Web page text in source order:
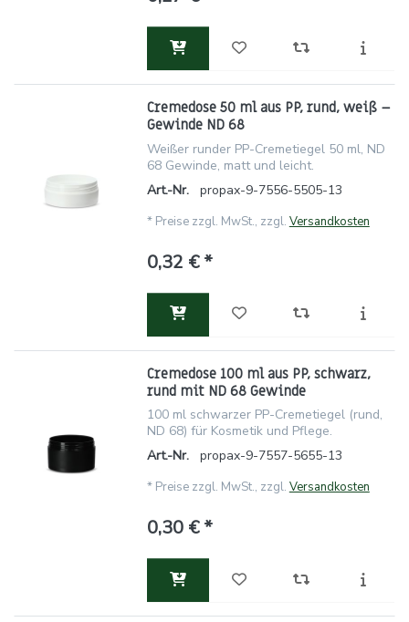
Cremedose 50 ml aus PP, rund, weiß –
Gewinde ND 68
Weißer runder PP-Cremetiegel 50 ml, ND
68 Gewinde, matt und leicht.
Art.-Nr.
propax-9-7556-5505-13
* Preise zzgl. MwSt., zzgl. Versandkosten
0,32 € *
Cremedose 100 ml aus PP, schwarz,
rund mit ND 68 Gewinde
100 ml schwarzer PP-Cremetiegel (rund,
ND 68) für Kosmetik und Pflege.
Art.-Nr.
propax-9-7557-5655-13
* Preise zzgl. MwSt., zzgl. Versandkosten
0,30 € *